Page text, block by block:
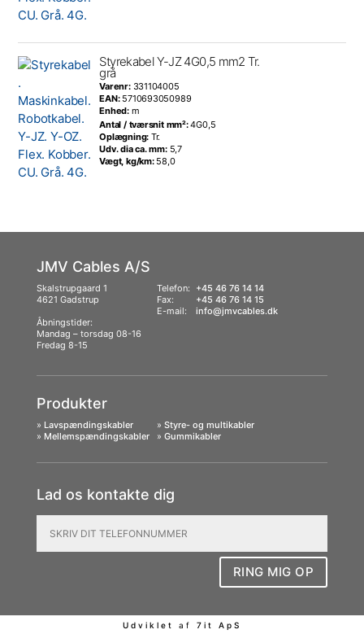
Styrekabel Y-JZ 4G0,5 mm2 Tr.
grå
Varenr: 331104005
EAN: 5710693050989
Enhed: m
Antal / tværsnit mm²:4G0,5
Oplægning: Tr.
Udv. dia ca. mm: 5,7
Vægt, kg/km: 58,0
JMV Cables A/S
Skalstrupgaard 1
4621 Gadstrup
Telefon:
Fax:
E-mail:
+45 46 76 14 14
+45 46 76 14 15
info@jmvcables.dk
Åbningstider:
Mandag – torsdag 08-16
Fredag 8-15
Produkter
» Lavspændingskabler
» Mellemspændingskabler
» Styre- og multikabler
» Gummikabler
Lad os kontakte dig
RING MIG OP
Udviklet af 7it ApS